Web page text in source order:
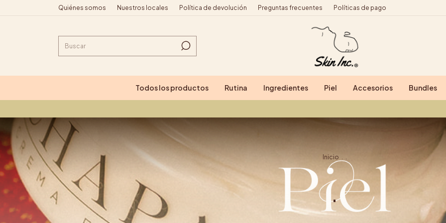
Quiénes somos Nuestros locales Política de devolución Preguntas frecuentes Políticas de pago
Todos los productos Rutina Ingredientes Piel Accesorios Bundles
Inicio
.